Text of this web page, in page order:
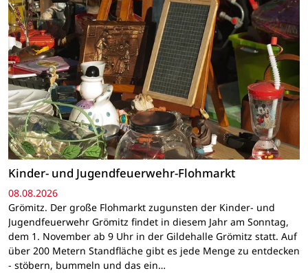
Kinder- und Jugendfeuerwehr-Flohmarkt
08.08.2026
Grömitz. Der große Flohmarkt zugunsten der Kinder- und
Jugendfeuerwehr Grömitz findet in diesem Jahr am Sonntag,
dem 1. November ab 9 Uhr in der Gildehalle Grömitz statt. Auf
über 200 Metern Standfläche gibt es jede Menge zu entdecken
- stöbern, bummeln und das ein…